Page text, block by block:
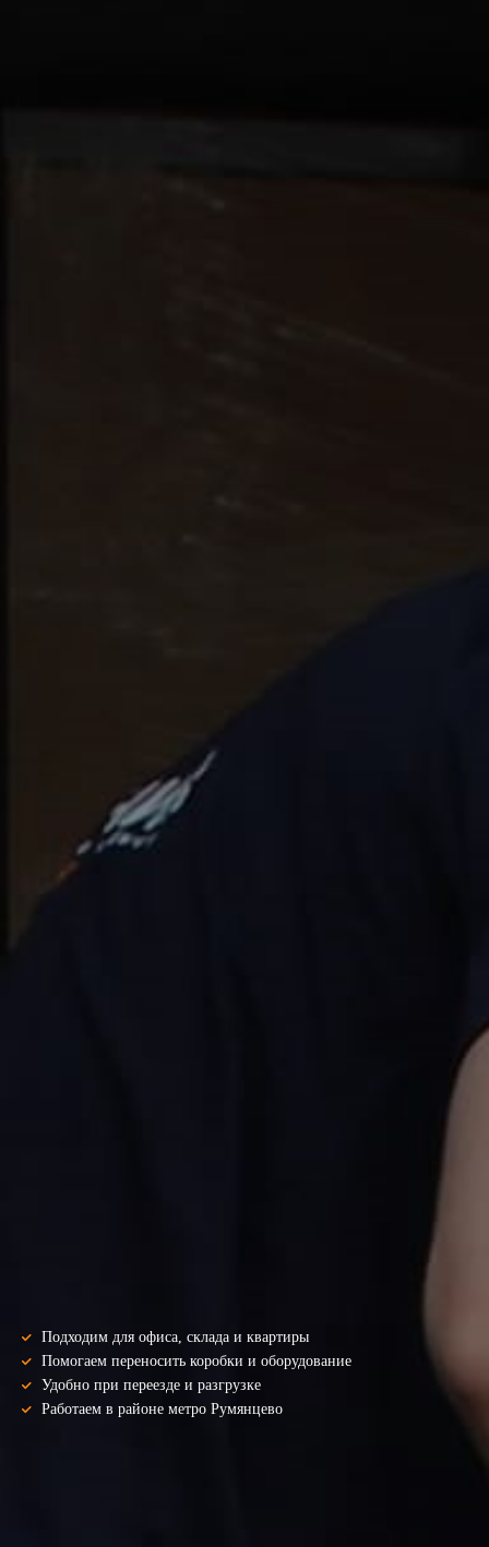
Подходим для офиса, склада и квартиры
Помогаем переносить коробки и оборудование
Удобно при переезде и разгрузке
Работаем в районе метро Румянцево